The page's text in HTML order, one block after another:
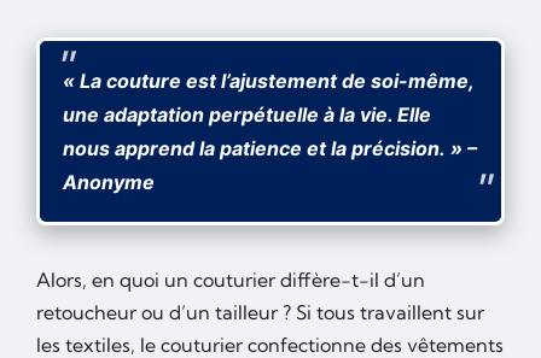
« La couture est l’ajustement de soi-même,
une adaptation perpétuelle à la vie. Elle
nous apprend la patience et la précision. » –
Anonyme
Alors, en quoi un couturier diffère-t-il d’un
retoucheur ou d’un tailleur ? Si tous travaillent sur
les textiles, le couturier confectionne des vêtements